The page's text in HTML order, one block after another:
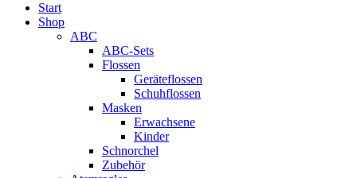
Start
Shop
ABC
ABC-Sets
Flossen
Geräteflossen
Schuhflossen
Masken
Erwachsene
Kinder
Schnorchel
Zubehör